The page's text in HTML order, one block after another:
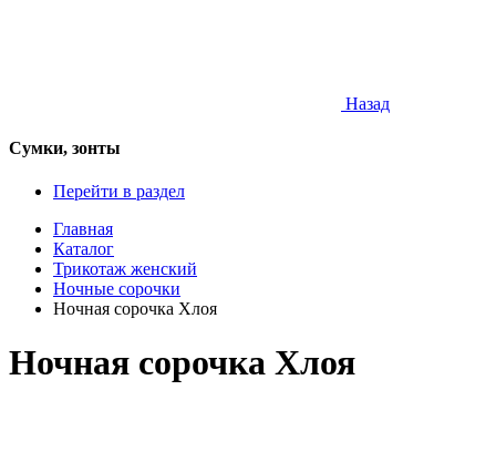
Назад
Сумки, зонты
Перейти в раздел
Главная
Каталог
Трикотаж женский
Ночные сорочки
Ночная сорочка Хлоя
Ночная сорочка Хлоя